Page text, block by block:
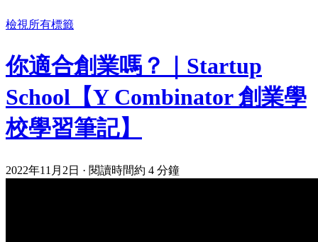
檢視所有標籤
你適合創業嗎？｜Startup
School【Y Combinator 創業學
校學習筆記】
2022年11月2日 · 閱讀時間約 4 分鐘